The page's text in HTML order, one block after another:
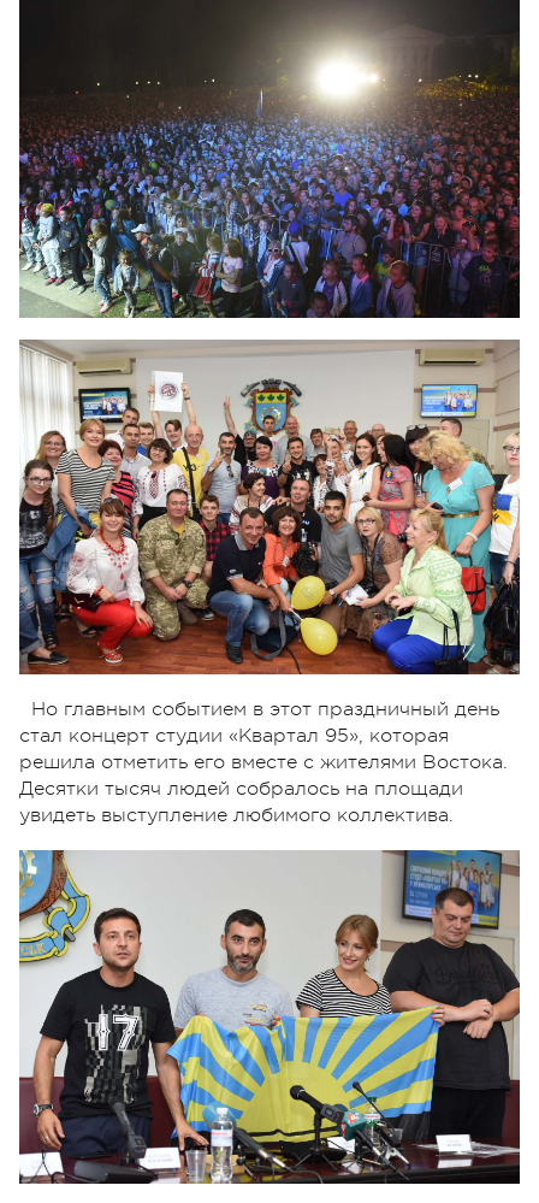
Но главным событием в этот праздничный день
стал концерт студии «Квартал 95», которая
решила отметить его вместе с жителями Востока.
Десятки тысяч людей собралось на площади
увидеть выступление любимого коллектива.